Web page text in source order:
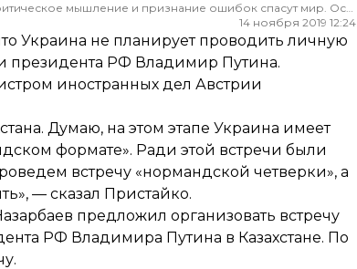
Редактор ленты новостей hromadske. Считаю, что уважение к каждому, критическое мышление и признание ошибок спасут мир. Особенно люблю новости о науке и космос
14 ноября 2019 12:24
Украина не планирует проводить личную
президента РФ Владимир Путина.
иностранных дел Австрии
Думаю, на этом этапе Украина имеет
формате». Ради этой встречи были
встречу «нормандской четверки», а
— сказал Пристайко.
предложил организовать встречу
РФ Владимира Путина в Казахстане. По